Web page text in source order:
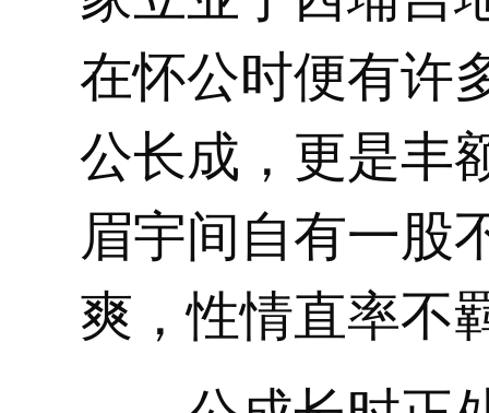
在怀公时便有许
公长成，更是丰
眉宇间自有一股
爽，性情直率不